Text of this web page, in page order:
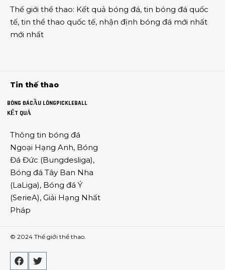
Thế giới thể thao: Kết quả bóng đá, tin bóng đá quốc
tế, tin thể thao quốc tế, nhận định bóng đá mới nhất
mới nhất
Tin thế thao
BÓNG ĐÁCẦU LÔNGPICKLEBALL
KẾT QUẢ
Thông tin bóng đá
Ngoại Hạng Anh, Bóng
Đá Đức (Bungdesliga),
Bóng đá Tây Ban Nha
(LaLiga), Bóng đá Ý
(SerieA), Giải Hạng Nhất
Pháp
© 2024 Thế giới thể thao.